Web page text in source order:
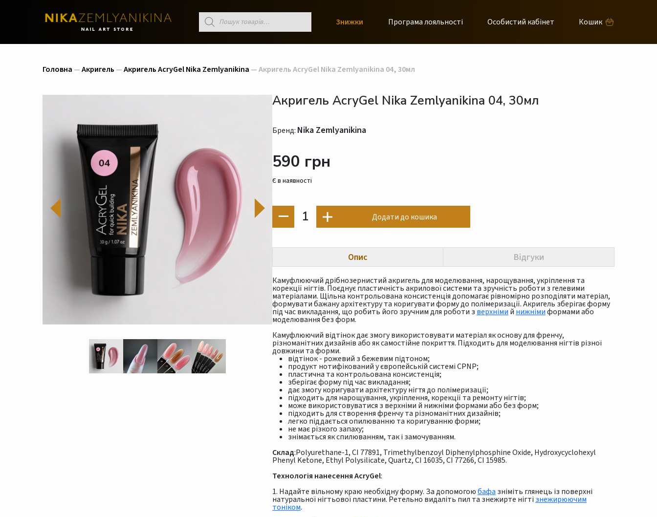
Пошук
товарів Знижки Програма лояльності Особистий кабінет Кошик
Головна —Акригель —Акригель AcryGel Nika Zemlyanikina — Акригель AcryGel Nika Zemlyanikina 04, 30мл
Акригель AcryGel Nika Zemlyanikina 04, 30мл
Бренд: Nika Zemlyanikina
590 грн
Є в наявності
1 Додати до кошика
Опис Відгуки
Камуфлюючий дрібнозернистий акригель для моделювання, нарощування, укріплення та
корекції нігтів. Поєднує пластичність акрилової системи та зручність роботи з гелевими
матеріалами. Щільна контрольована консистенція допомагає рівномірно розподіляти матеріал,
формувати бажану архітектуру та коригувати форму до полімеризації. Акригель зберігає форму
під час викладання, що робить його зручним для роботи з верхніми й нижнімиформами або
моделювання без форм.
Камуфлюючий відтінок дає змогу використовувати матеріал як основу для френчу,
різноманітних дизайнів або як самостійне покриття. Підходить для моделювання нігтів різної
довжини та форми.
відтінок - рожевий з бежевим підтоном;
продукт нотифікований у європейській системі CPNP;
пластична та контрольована консистенція;
зберігає форму під час викладання;
дає змогу коригувати архітектуру нігтя до полімеризації;
підходить для нарощування, укріплення, корекції та ремонту нігтів;
може використовуватися з верхніми й нижніми формами або без форм;
підходить для створення френчу та різноманітних дизайнів;
легко піддається опилюванню та коригуванню форми;
не має різкого запаху;
знімається як спилюванням, так і замочуванням.
Склад:Polyurethane-1, CI 77891, Trimethylbenzoyl Diphenylphosphine Oxide, Hydroxycyclohexyl
Phenyl Ketone, Ethyl Polysilicate, Quartz, CI 16035, CI 77266, CI 15985.
Технологія нанесення AcryGel:
1. Надайте вільному краю необхідну форму. За допомогоюбафа зніміть глянець із поверхні
натуральної нігтьової пластини. Ретельно видаліть пил та знежирте нігті знежирюючим
тоніком.